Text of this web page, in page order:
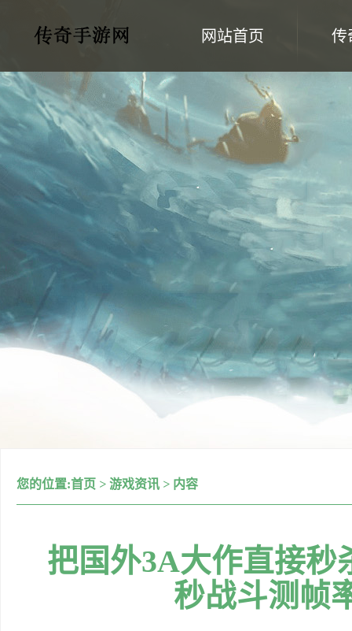
网站首页 传
您的位置:首页 > 游戏资讯 > 内容
把国外3A大作直接秒
秒战斗测帧